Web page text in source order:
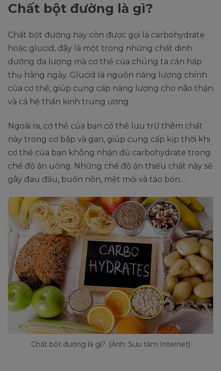
Chất bột đường là gì?
Chất bột đường hay còn được gọi là carbohydrate
hoặc glucid, đây là một trong những chất dinh
dưỡng đa lượng mà cơ thể của chúng ta cần hấp
thụ hằng ngày. Glucid là nguồn năng lượng chính
của cơ thể, giúp cung cấp năng lượng cho não thận
và cả hệ thần kinh trung ương.
Ngoài ra, cơ thể của bạn có thể lưu trữ thêm chất
này trong cơ bắp và gan, giúp cung cấp kịp thời khi
cơ thể của bạn không nhận đủ carbohydrate trong
chế độ ăn uống. Những chế độ ăn thiếu chất này sẽ
gây đau đầu, buồn nôn, mệt mỏi và táo bón…
Chất bột đường là gì?. (Ảnh: Sưu tầm Internet)